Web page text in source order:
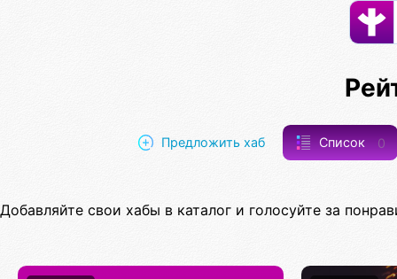
Предложить хаб Список 0
Добавляйте свои хабы в каталог и голосуйте за